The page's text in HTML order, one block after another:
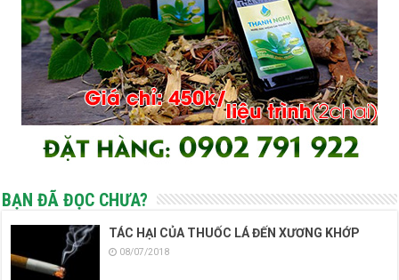
BẠN ĐÃ ĐỌC CHƯA?
TÁC HẠI CỦA THUỐC LÁ ĐẾN XƯƠNG KHỚP
08/07/2018